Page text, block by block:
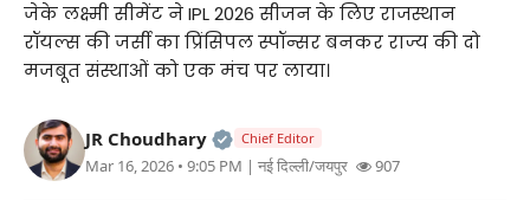
बिज़नेस
शिक्षा
जेके लक्ष्मी सीमेंट ने IPL 2026 सीजन के लिए राजस्थान
रॉयल्स की जर्सी का प्रिंसिपल स्पॉन्सर बनकर राज्य की दो
मजबूत संस्थाओं को एक मंच पर लाया।
JR Choudhary Official | Verified Expert • 05
Chief Editor
Mar 16, 2026 • 9:05 PM | नई दिल्ली/जयपुर 907